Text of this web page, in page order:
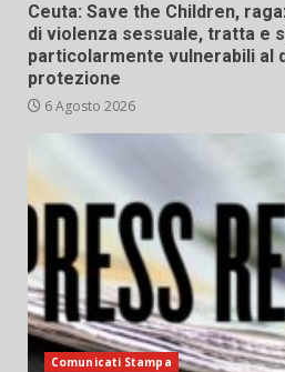
Ceuta: Save the Children,
di violenza sessuale, tratta e
particolarmente vulnerabili al
protezione
6 Agosto 2026
Comunicati Stampa